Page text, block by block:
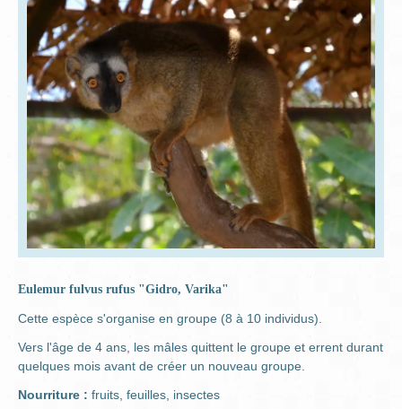
Eulemur fulvus rufus "Gidro, Varika"
Cette espèce s'organise en groupe (8 à 10 individus).
Vers l'âge de 4 ans, les mâles quittent le groupe et errent durant
quelques mois avant de créer un nouveau groupe.
Nourriture : fruits, feuilles, insectes